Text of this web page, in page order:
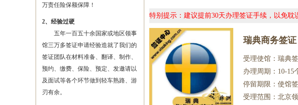
万责任险保额保障！
2、经验过硬
五年一百五十余国家或地区领事
馆三万多签证申请经验造就了我们的
签证团队在材料准备、翻译、制作、
预约、缴费、保险、预定、发邀请以
及面试等各个环节做到轻车熟路、游
刃有余。
特别提示：建议提前30天办理签证手续，以免
瑞典商务签证
受理使馆：瑞典
办理周期：10-15
停留期限：使馆
受理范围：北京